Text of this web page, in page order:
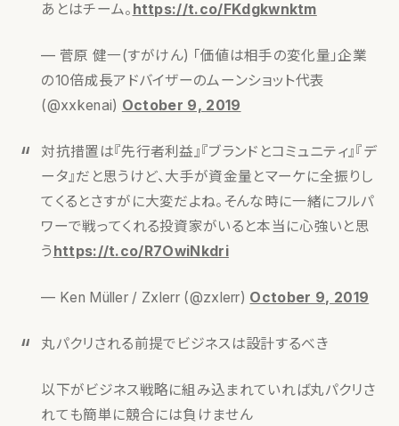
あとはチーム。 https://t.co/FKdgkwnktm
— 菅原 健一(すがけん) 「価値は相手の変化量」企業
の10倍成長アドバイザーのムーンショット代表
(@xxkenai) October 9, 2019
対抗措置は『先行者利益』『ブランドとコミュニティ』『デ
ータ』だと思うけど、大手が資金量とマーケに全振りし
てくるとさすがに大変だよね。そんな時に一緒にフルパ
ワーで戦ってくれる投資家がいると本当に心強いと思
う https://t.co/R7OwiNkdri
— Ken Müller / Zxlerr (@zxlerr) October 9, 2019
丸パクリされる前提でビジネスは設計するべき
以下がビジネス戦略に組み込まれていれば丸パクリさ
れても簡単に競合には負けません